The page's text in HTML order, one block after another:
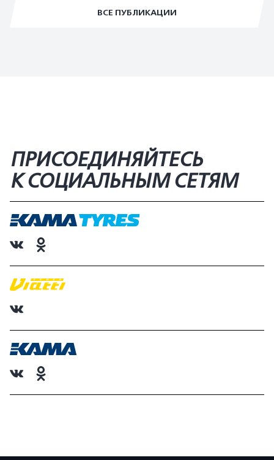
ВСЕ ПУБЛИКАЦИИ
ПРИСОЕДИНЯЙТЕСЬ
К СОЦИАЛЬНЫМ СЕТЯМ